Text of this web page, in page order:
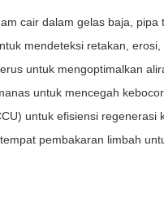
cair dalam gelas baja,
mendeteksi retakan,
untuk mengoptimalkan
untuk mencegah
untuk efisiensi regenerasi
pembakaran limbah